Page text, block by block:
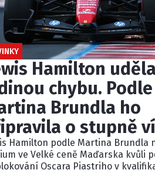
Hamilton
chybu. Podle
Brundla ho
o stupně
Hamilton podle Martina Brundla
ve Velké ceně Maďarska kvůli
Oscara Piastriho v